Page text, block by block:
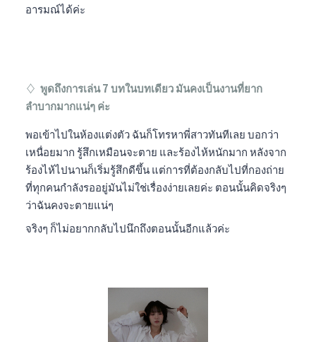
อารมณ์ได้ค่ะ
♢ พูดถึงการเล่น 7 บทในบทเดียว มันคงเป็นงานที่ยาก
ลำบากมากแน่ๆ ค่ะ
พอเข้าไปในห้องแต่งตัว ฉันก็โทรหาพี่สาวทันทีเลย บอกว่า
เหนื่อยมาก รู้สึกเหมือนจะตาย และร้องไห้หนักมาก หลังจาก
ร้องไห้ไปนานก็เริ่มรู้สึกดีขึ้น แต่การที่ต้องกลับไปที่กองถ่าย
ที่ทุกคนกำลังรออยู่มันไม่ใช่เรื่องง่ายเลยค่ะ ตอนนั้นคิดจริงๆ
ว่าฉันคงจะตายแน่ๆ
จริงๆ ก็ไม่อยากกลับไปนึกถึงตอนนั้นอีกแล้วค่ะ